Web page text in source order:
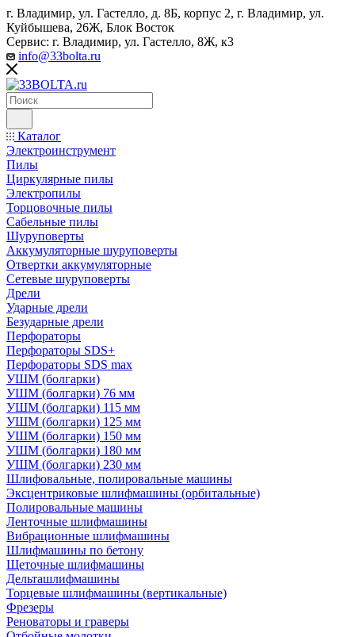
г. Владимир, ул. Гастелло, д. 8Б, корпус 2, г. Владимир, ул. ​
Куйбышева, 26Ж, Блок Восток
Сервис: г. Владимир, ул. Гастелло, 8Ж, к3
info@33bolta.ru
Каталог
Электроинструмент
Пилы
Циркулярные пилы
Электропилы
Торцовочные пилы
Сабельные пилы
Шуруповерты
Аккумуляторные шуруповерты
Отвертки аккумуляторные
Сетевые шуруповерты
Дрели
Ударные дрели
Безударные дрели
Перфораторы
Перфораторы SDS+
Перфораторы SDS max
УШМ (болгарки)
УШМ (болгарки) 76 мм
УШМ (болгарки) 115 мм
УШМ (болгарки) 125 мм
УШМ (болгарки) 150 мм
УШМ (болгарки) 180 мм
УШМ (болгарки) 230 мм
Шлифовальные, полировальные машины
Эксцентриковые шлифмашины (орбитальные)
Полировальные машины
Ленточные шлифмашины
Вибрационные шлифмашины
Шлифмашины по бетону
Щеточные шлифмашины
Дельташлифмашины
Торцевые шлифмашины (вертикальные)
Фрезеры
Реноваторы и граверы